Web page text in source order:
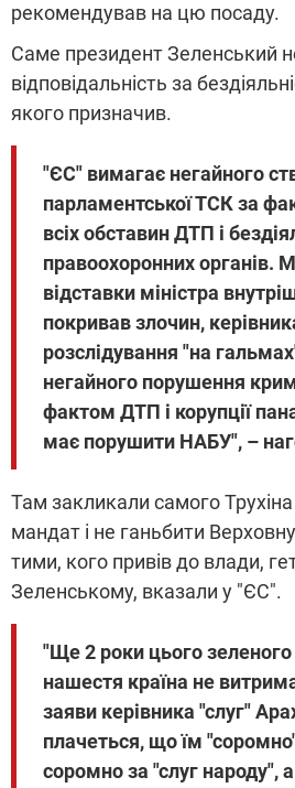
рекомендував на цю посаду.
Саме президент Зеленський
відповідальність за
якого призначив.
"ЄС" вимагає негайного
парламентської ТСК за
всіх обставин ДТП і
правоохоронних органів.
відставки міністра
покривав злочин,
розслідування "на
негайного порушення
фактом ДТП і корупції
має порушити НАБУ", –
Там закликали самого
мандат і не ганьбити
тими, кого привів до влади,
Зеленському, вказали у "ЄС".
"Ще 2 роки цього
нашестя країна не
заяви керівника "слуг"
плачеться, що їм
соромно за "слуг народу",